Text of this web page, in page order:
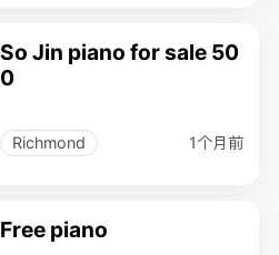
So Jin piano for sale 50
0
Richmond 1个月前
Free piano